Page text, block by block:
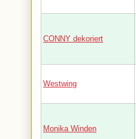
CONNY dekoriert
Westwing
Monika Winden